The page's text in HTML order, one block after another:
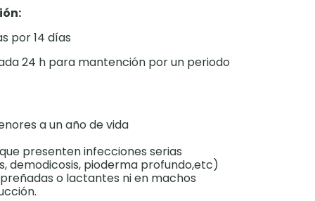
por 14 días
24 h para mantención por un periodo
a un año de vida
presenten infecciones serias
demodicosis, pioderma profundo,etc)
o lactantes ni en machos